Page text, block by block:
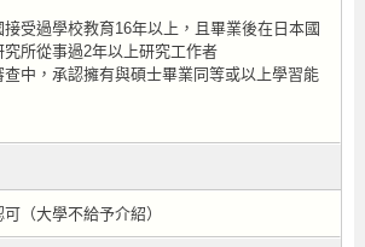
受過學校教育16年以上，且畢業後在日本國
所從事過2年以上研究工作者
中，承認擁有與碩士畢業同等或以上學習能
（大學不給予介紹）